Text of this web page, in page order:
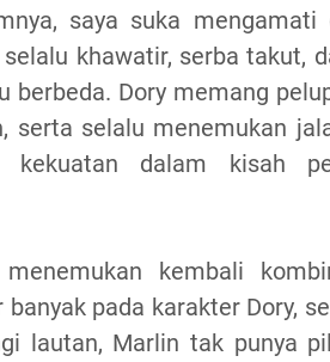
saya suka mengamati
khawatir, serba takut,
berbeda. Dory memang
selalu menemukan
dalam kisah
kembali
pada karakter Dory,
lautan, Marlin tak punya